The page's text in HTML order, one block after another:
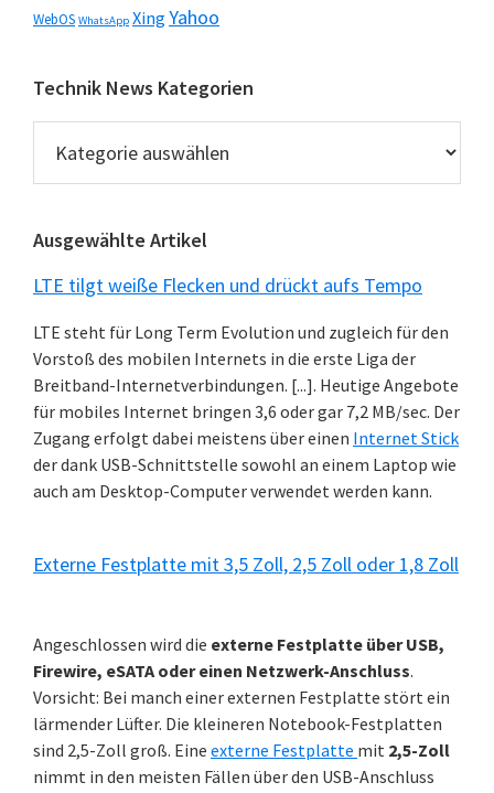
WebOS WhatsApp XingYahoo
Technik News Kategorien
News
Kategorien
Ausgewählte Artikel
LTE tilgt weiße Flecken und drückt aufs Tempo
LTE steht für Long Term Evolution und zugleich für den
Vorstoß des mobilen Internets in die erste Liga der
Breitband-Internetverbindungen. [...]. Heutige Angebote
für mobiles Internet bringen 3,6 oder gar 7,2 MB/sec. Der
Zugang erfolgt dabei meistens über einen Internet Stick
der dank USB-Schnittstelle sowohl an einem Laptop wie
auch am Desktop-Computer verwendet werden kann.
Externe Festplatte mit 3,5 Zoll, 2,5 Zoll oder 1,8 Zoll
Angeschlossen wird die externe Festplatte über USB,
Firewire, eSATA oder einen Netzwerk-Anschluss.
Vorsicht: Bei manch einer externen Festplatte stört ein
lärmender Lüfter. Die kleineren Notebook-Festplatten
sind 2,5-Zoll groß. Eine externe Festplatte mit 2,5-Zoll
nimmt in den meisten Fällen über den USB-Anschluss